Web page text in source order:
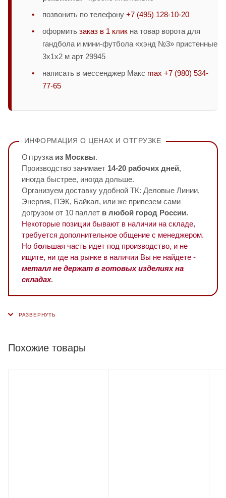
позвонить по телефону +7 (495) 128-10-20
оформить заказ в 1 клик на товар ворота для
гандбола и мини-футбола «хэнд №3» пристенные
3х1х2 м арт 29945
написать в мессенджер Макс max +7 (980) 534-
77-65
ИНФОРМАЦИЯ О ЦЕНАХ И ОТГРУЗКЕ
Отгрузка из Москвы.
Производство занимает 14-20 рабочих дней,
иногда быстрее, иногда дольше.
Организуем доставку удобной ТК: Деловые Линии,
Энергия, ПЭК, Байкал, или же привезем сами
догрузом от 10 паллет в любой город России.
Некоторые позиции бывают в наличии на складе,
требуется дополнительное общение с менеджером.
Но большая часть идет под производство, и не
ищите, ни где на рынке в наличии Вы не найдете -
металл не держат в готовых изделиях на
складах.
Похожие товары